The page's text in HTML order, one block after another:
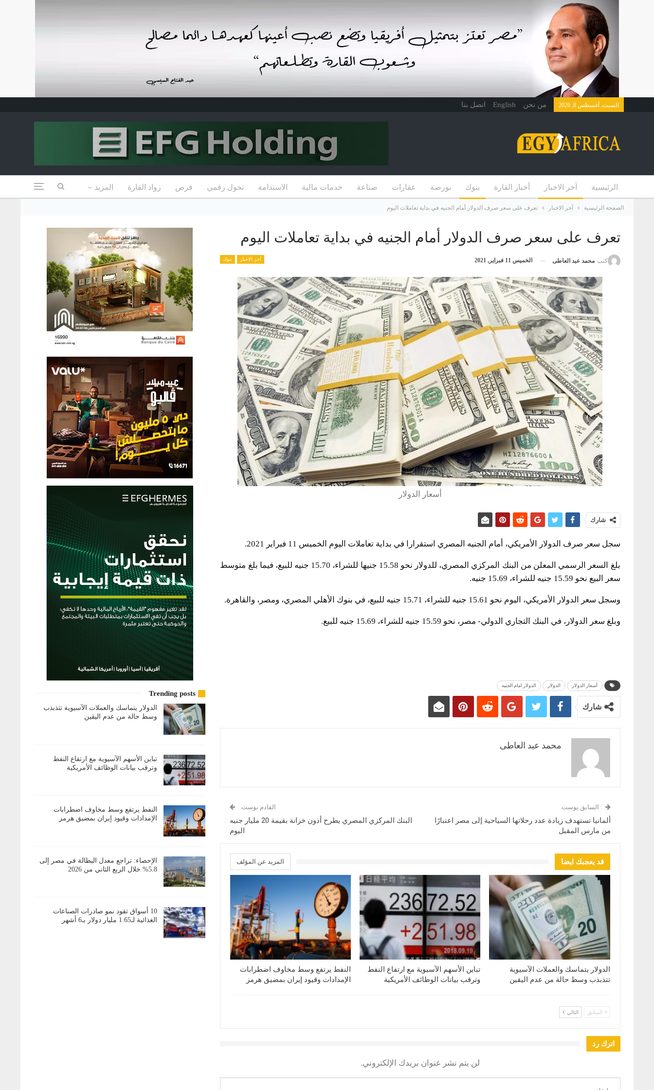
السبت, أغسطس 8, 2026 من نحن English اتصل بنا
الرئيسية آخر الاخبار أخبار القارة بنوك بورصة عقارات صناعة خدمات مالية الاستدامة تحول رقمي فرص رواد القارة المزيد
الصفحة الرئيسية آخر الاخبار تعرف على سعر صرف الدولار أمام الجنيه في بداية تعاملات اليوم
تعرف على سعر صرف الدولار أمام الجنيه في بداية تعاملات اليوم
آخر الاخبار بنوك كتب محمد عبد العاطى الخميس 11 فبراير, 2021
أسعار الدولار
شارك
سجل سعر صرف الدولار الأمريكي، أمام الجنيه المصري استقرارا في بداية تعاملات اليوم الخميس 11 فبراير 2021.
بلغ السعر الرسمي المعلن من البنك المركزي المصري، للدولار نحو 15.58 جنيها للشراء، 15.70 جنيه للبيع، فيما بلغ متوسط
سعر البيع نحو 15.59 جنيه للشراء، 15.69 جنيه.
وسجل سعر الدولار الأمريكي، اليوم نحو 15.61 جنيه للشراء، 15.71 جنيه للبيع، في بنوك الأهلي المصري، ومصر، والقاهرة.
وبلغ سعر الدولار، في البنك التجاري الدولي- مصر، نحو 15.59 جنيه للشراء، 15.69 جنيه للبيع.
أسعار الدولار الدولار الدولار امام الجنيه
شارك
محمد عبد العاطى
السابق بوست
ألمانيا تستهدف زيادة عدد رحلاتها السياحية إلى مصر اعتبارًا
من مارس المقبل
القادم بوست
البنك المركزي المصري يطرح أذون خزانة بقيمة 20 مليار جنيه
اليوم
قد يعجبك ايضا المزيد عن المؤلف
الدولار يتماسك والعملات الآسيوية
تتذبذب وسط حالة من عدم اليقين
تباين الأسهم الآسيوية مع ارتفاع النفط
وترقب بيانات الوظائف الأمريكية
النفط يرتفع وسط مخاوف اضطرابات
الإمدادات وقيود إيران بمضيق هرمز
السابق التالي
اترك رد
لن يتم نشر عنوان بريدك الإلكتروني.
Trending posts
الدولار يتماسك والعملات الآسيوية تتذبذب
وسط حالة من عدم اليقين
تباين الأسهم الآسيوية مع ارتفاع النفط
وترقب بيانات الوظائف الأمريكية
النفط يرتفع وسط مخاوف اضطرابات
الإمدادات وقيود إيران بمضيق هرمز
الإحصاء: تراجع معدل البطالة في مصر إلى
5.8% خلال الربع الثاني من 2026
10 أسواق تقود نمو صادرات الصناعات
الغذائية لـ1.65 مليار دولار بـ6 أشهر